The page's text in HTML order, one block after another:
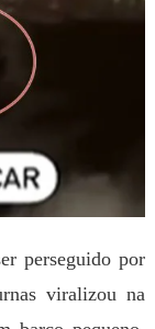
perseguido por
viralizou na